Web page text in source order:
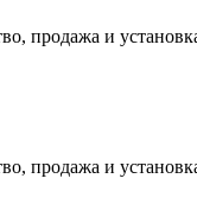
продажа и
продажа и